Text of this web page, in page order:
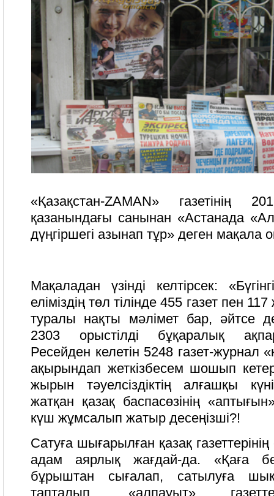
«Қазақстан-ZAMAN»
қазанындағы санынан «Астанада
дүңгіршегі азынап тұр» деген
Мақаладан үзінді келтірсек:
еліміздің төл тілінде 455 газет пен
туралы нақты мәлімет бар, әйтсе
2303 орыстілді бұқаралық
Ресейден келетін 5248 газет-журнал
ақырындап жеткізбесем шошып
жырын тәуелсіздіктің алғашқы
жатқан қазақ баспасөзінің
күш жұмсалып жатыр десеңізші?!
Сатуға шығарылған қазақ газеттерінің
адам аярлық жағдай-да. «Қаға
бұрыштан сығалап, сатылуға
тапталып, «алпауыт»